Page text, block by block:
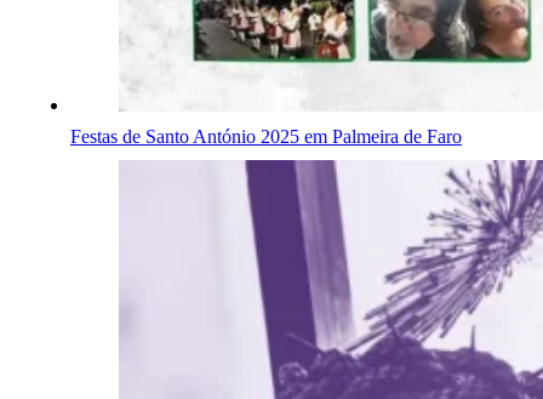
Festas de Santo António 2025 em Palmeira de Faro